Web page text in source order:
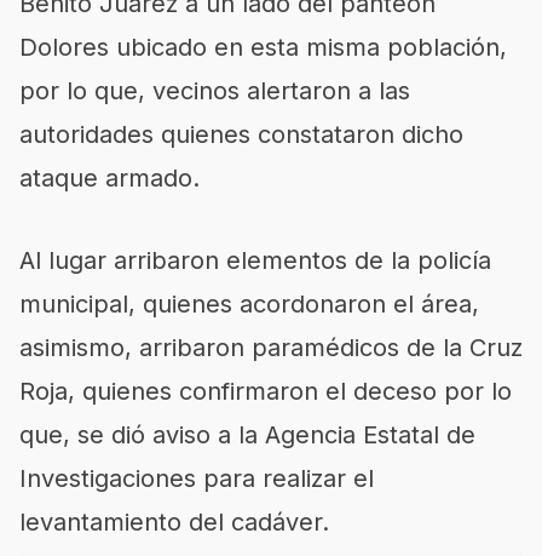
Dolores ubicado en esta misma población,
por lo que, vecinos alertaron a las
autoridades quienes constataron dicho
ataque armado.
Al lugar arribaron elementos de la policía
municipal, quienes acordonaron el área,
asimismo, arribaron paramédicos de la Cruz
Roja, quienes confirmaron el deceso por lo
que, se dió aviso a la Agencia Estatal de
Investigaciones para realizar el
levantamiento del cadáver.